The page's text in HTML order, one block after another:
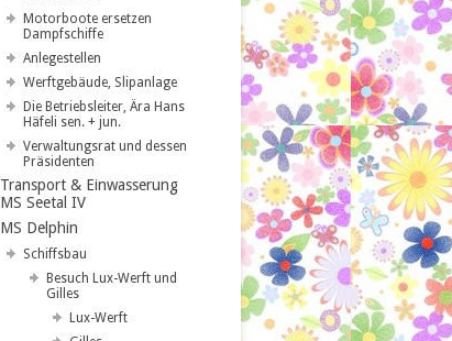
Motorboote ersetzen
Dampfschiffe
Anlegestellen
Werftgebäude, Slipanlage
Die Betriebsleiter, Ära Hans
Häfeli sen. + jun.
Verwaltungsrat und dessen
Präsidenten
Transport & Einwasserung
MS Seetal IV
MS Delphin
Schiffsbau
Besuch Lux-Werft und
Gilles
Lux-Werft